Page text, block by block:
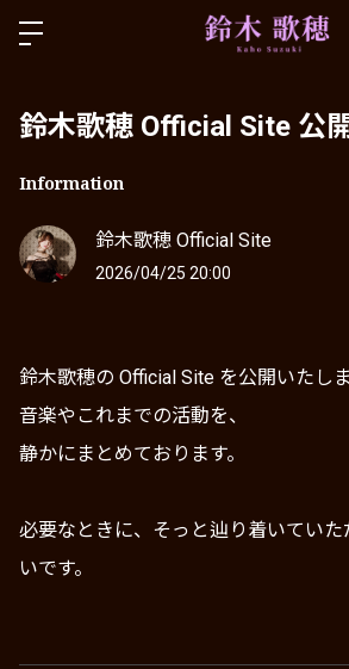
鈴木歌穂 Official Site 公開
Information
鈴木歌穂 Official Site
2026/04/25 20:00
鈴木歌穂の Official Site を公開いたしま
音楽やこれまでの活動を、
静かにまとめております。
必要なときに、そっと辿り着いてい
いです。